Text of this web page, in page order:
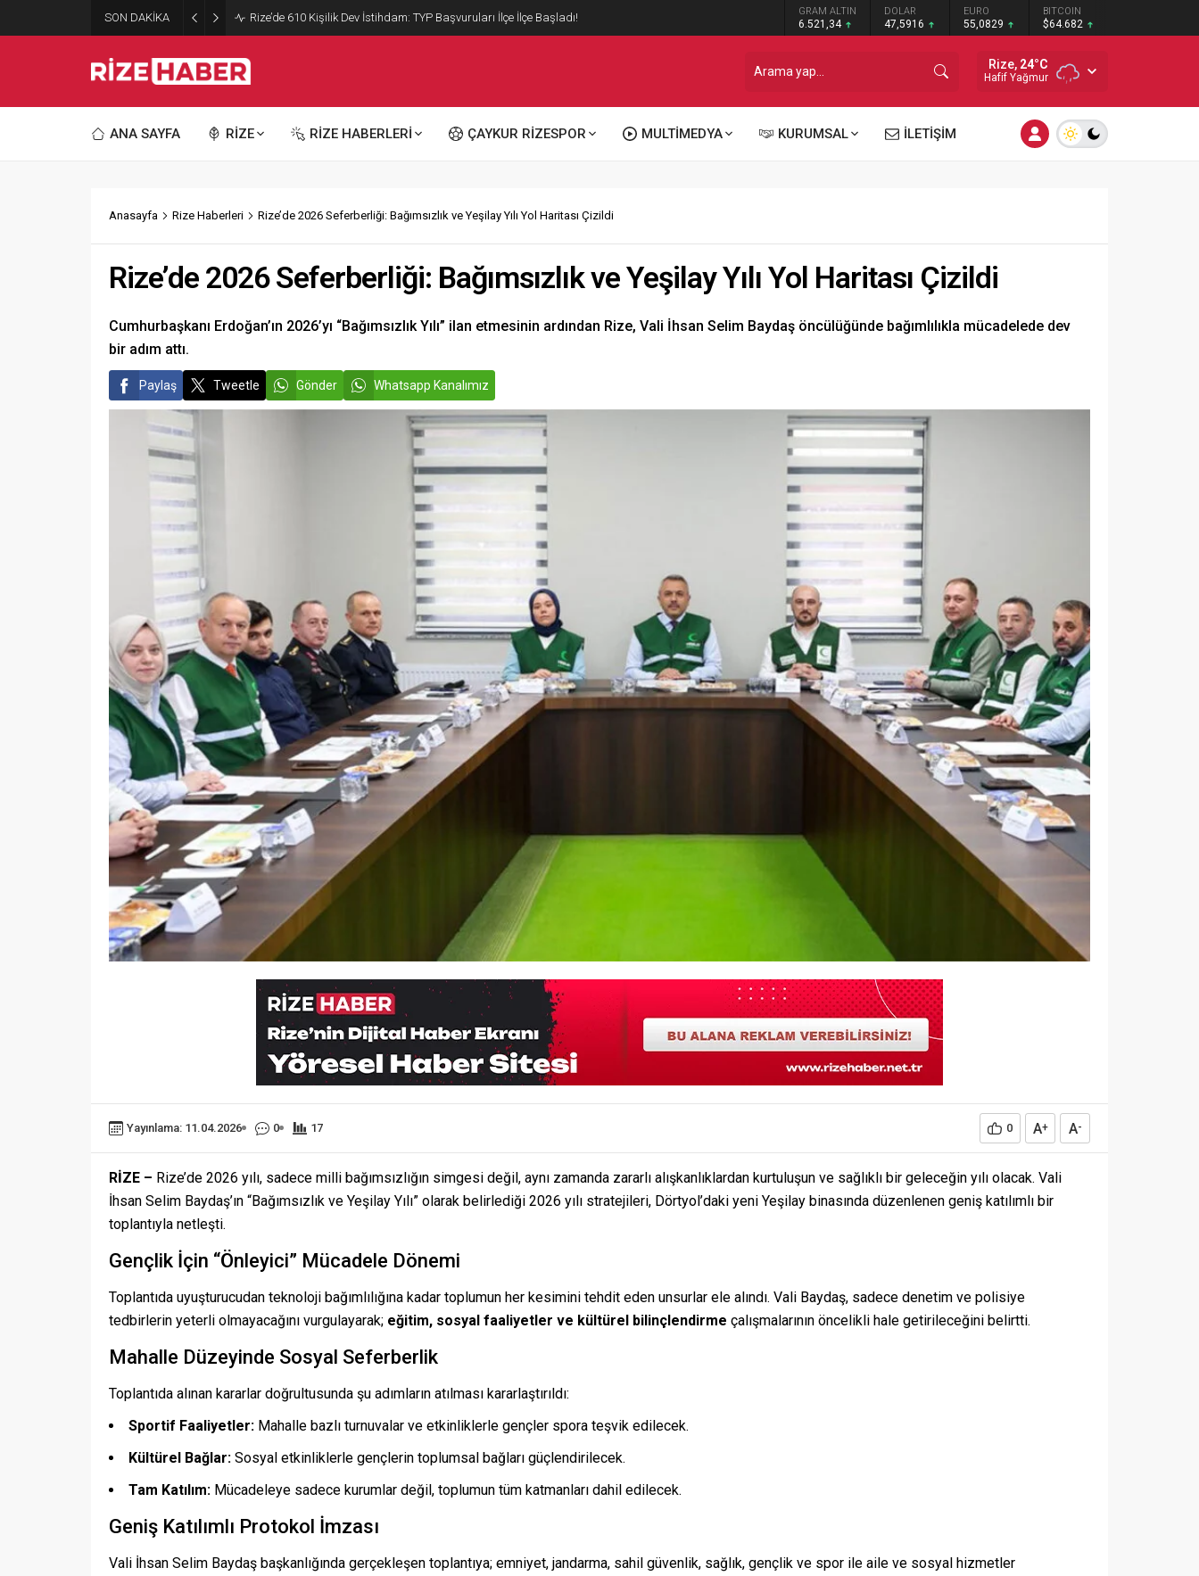
SON DAKİKA Rize’ye Doktor Müjdesi! Tam 21 Yeni Kadro Açıldı GRAM ALTIN
6.521,34
DOLAR
47,5916
EURO
55,0829
BITCOIN
$64.682
Rize, 24°C
Hafif Yağmur
ANA SAYFA RİZE RİZE HABERLERİ ÇAYKUR RİZESPOR MULTİMEDYA KURUMSAL İLETİŞİM
Anasayfa Rize Haberleri Rize’de 2026 Seferberliği: Bağımsızlık ve Yeşilay Yılı Yol Haritası Çizildi
Rize’de 2026 Seferberliği: Bağımsızlık ve Yeşilay Yılı Yol Haritası Çizildi
Cumhurbaşkanı Erdoğan’ın 2026’yı “Bağımsızlık Yılı” ilan etmesinin ardından Rize, Vali İhsan Selim Baydaş öncülüğünde bağımlılıkla mücadelede dev
bir adım attı.
Paylaş Tweetle Gönder Whatsapp Kanalımız
Yayınlama: 11.04.2026 0 17 0 A+ A-
RİZE – Rize’de 2026 yılı, sadece milli bağımsızlığın simgesi değil, aynı zamanda zararlı alışkanlıklardan kurtuluşun ve sağlıklı bir geleceğin yılı olacak. Vali
İhsan Selim Baydaş’ın “Bağımsızlık ve Yeşilay Yılı” olarak belirlediği 2026 yılı stratejileri, Dörtyol’daki yeni Yeşilay binasında düzenlenen geniş katılımlı bir
toplantıyla netleşti.
Gençlik İçin “Önleyici” Mücadele Dönemi
Toplantıda uyuşturucudan teknoloji bağımlılığına kadar toplumun her kesimini tehdit eden unsurlar ele alındı. Vali Baydaş, sadece denetim ve polisiye
tedbirlerin yeterli olmayacağını vurgulayarak; eğitim, sosyal faaliyetler ve kültürel bilinçlendirme çalışmalarının öncelikli hale getirileceğini belirtti.
Mahalle Düzeyinde Sosyal Seferberlik
Toplantıda alınan kararlar doğrultusunda şu adımların atılması kararlaştırıldı:
Sportif Faaliyetler: Mahalle bazlı turnuvalar ve etkinliklerle gençler spora teşvik edilecek.
Kültürel Bağlar: Sosyal etkinliklerle gençlerin toplumsal bağları güçlendirilecek.
Tam Katılım: Mücadeleye sadece kurumlar değil, toplumun tüm katmanları dahil edilecek.
Geniş Katılımlı Protokol İmzası
Vali İhsan Selim Baydaş başkanlığında gerçekleşen toplantıya; emniyet, jandarma, sahil güvenlik, sağlık, gençlik ve spor ile aile ve sosyal hizmetler